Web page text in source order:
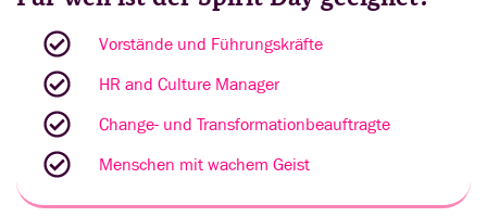
Vorstände und Führungskräfte
HR and Culture Manager
Change- und Transformationbeauftragte
Menschen mit wachem Geist